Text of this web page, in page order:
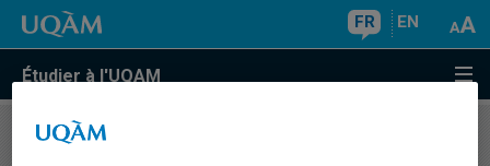
FR EN
Étudier à l'UQAM
COURS//